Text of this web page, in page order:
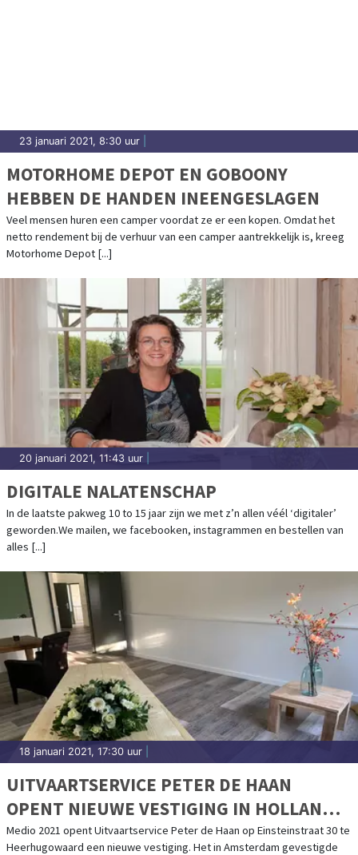
23 januari 2021, 8:30 uur
MOTORHOME DEPOT EN GOBOONY
HEBBEN DE HANDEN INEENGESLAGEN
Veel mensen huren een camper voordat ze er een kopen. Omdat het
netto rendement bij de verhuur van een camper aantrekkelijk is, kreeg
Motorhome Depot [...]
20 januari 2021, 11:43 uur
DIGITALE NALATENSCHAP
In de laatste pakweg 10 to 15 jaar zijn we met z’n allen véél ‘digitaler’
geworden.We mailen, we facebooken, instagrammen en bestellen van
alles [...]
18 januari 2021, 17:30 uur
UITVAARTSERVICE PETER DE HAAN
OPENT NIEUWE VESTIGING IN HOLLANDS
KROON!
Medio 2021 opent Uitvaartservice Peter de Haan op Einsteinstraat 30 te
Heerhugowaard een nieuwe vestiging. Het in Amsterdam gevestigde